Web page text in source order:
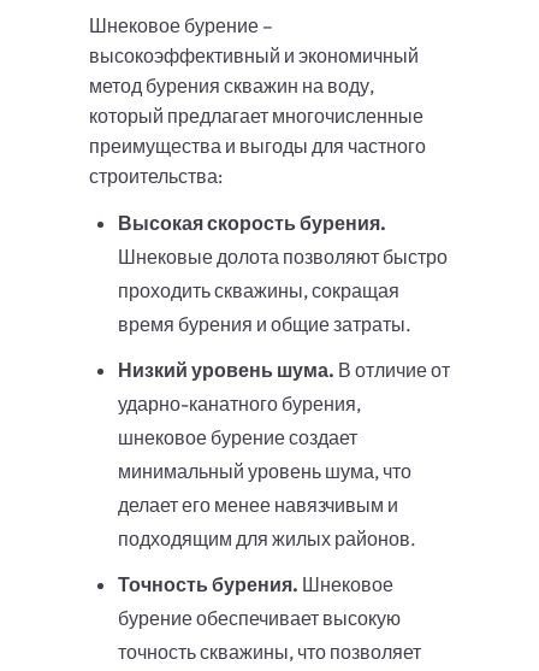
Шнековое бурение –
высокоэффективный и экономичный
метод бурения скважин на воду,
который предлагает многочисленные
преимущества и выгоды для частного
строительства:
Высокая скорость бурения.
Шнековые долота позволяют быстро
проходить скважины, сокращая
время бурения и общие затраты.
Низкий уровень шума. В отличие от
ударно-канатного бурения,
шнековое бурение создает
минимальный уровень шума, что
делает его менее навязчивым и
подходящим для жилых районов.
Точность бурения. Шнековое
бурение обеспечивает высокую
точность скважины, что позволяет